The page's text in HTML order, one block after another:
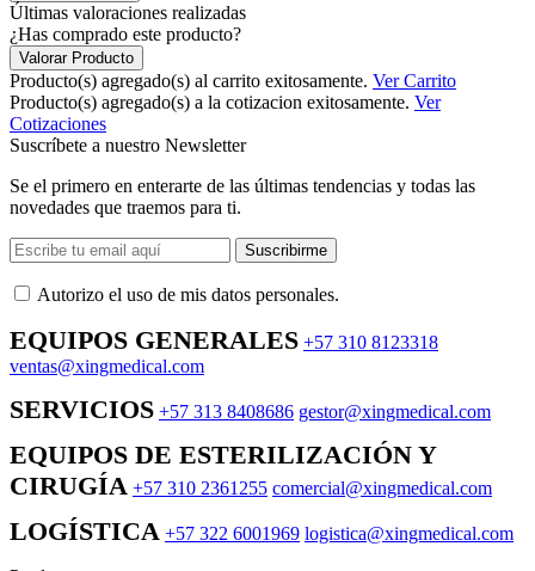
Últimas valoraciones realizadas
¿Has comprado este producto?
Valorar Producto
Producto(s) agregado(s) al carrito exitosamente. Ver Carrito
Producto(s) agregado(s) a la cotizacion exitosamente. Ver
Cotizaciones
Suscríbete a nuestro Newsletter
Se el primero en enterarte de las últimas tendencias y todas las
novedades que traemos para ti.
Suscribirme
Autorizo ​​el uso de mis datos personales.
EQUIPOS GENERALES +57 310 8123318
ventas@xingmedical.com
SERVICIOS +57 313 8408686 gestor@xingmedical.com
EQUIPOS DE ESTERILIZACIÓN Y
CIRUGÍA +57 310 2361255 comercial@xingmedical.com
LOGÍSTICA +57 322 6001969 logistica@xingmedical.com